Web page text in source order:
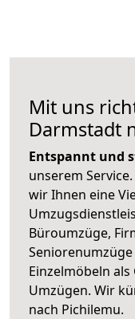
Mit uns
Darmstadt
Entspannt und
unserem
wir Ihnen eine
Büroumzüge,
Einzelmöbeln
Umzügen. Wir
nach Pichilemu.